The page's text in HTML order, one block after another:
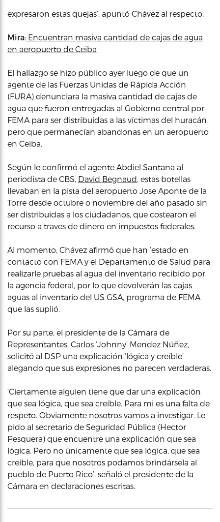
expresaron estas quejas’, apuntó Chávez al respecto.
Mira: Encuentran masiva cantidad de cajas de agua
en aeropuerto de Ceiba
El hallazgo se hizo público ayer luego de que un
agente de las Fuerzas Unidas de Rápida Acción
(FURA) denunciara la masiva cantidad de cajas de
agua que fueron entregadas al Gobierno central por
FEMA para ser distribuidas a las víctimas del huracán
pero que permanecían abandonas en un aeropuerto
en Ceiba.
Según le confirmó el agente Abdiel Santana al
periodista de CBS, David Begnaud, estas botellas
llevaban en la pista del aeropuerto Jose Aponte de la
Torre desde octubre o noviembre del año pasado sin
ser distribuidas a los ciudadanos, que costearon el
recurso a traves de dinero en impuestos federales.
Al momento, Chávez afirmó que han ‘estado en
contacto con FEMA y el Departamento de Salud para
realizarle pruebas al agua del inventario recibido por
la agencia federal, por lo que devolverán las cajas
aguas al inventario del US GSA, programa de FEMA
que las suplió.
Por su parte, el presidente de la Cámara de
Representantes, Carlos ‘Johnny’ Mendez Núñez,
solicitó al DSP una explicación ‘lógica y creíble’
alegando que sus expresiones no parecen verdaderas.
‘Ciertamente alguien tiene que dar una explicación
que sea lógica, que sea creíble. Para mi es una falta de
respeto. Obviamente nosotros vamos a investigar. Le
pido al secretario de Seguridad Pública (Hector
Pesquera) que encuentre una explicación que sea
lógica. Pero no únicamente que sea lógica, que sea
creíble, para que nosotros podamos brindársela al
pueblo de Puerto Rico’, señaló el presidente de la
Cámara en declaraciones escritas.